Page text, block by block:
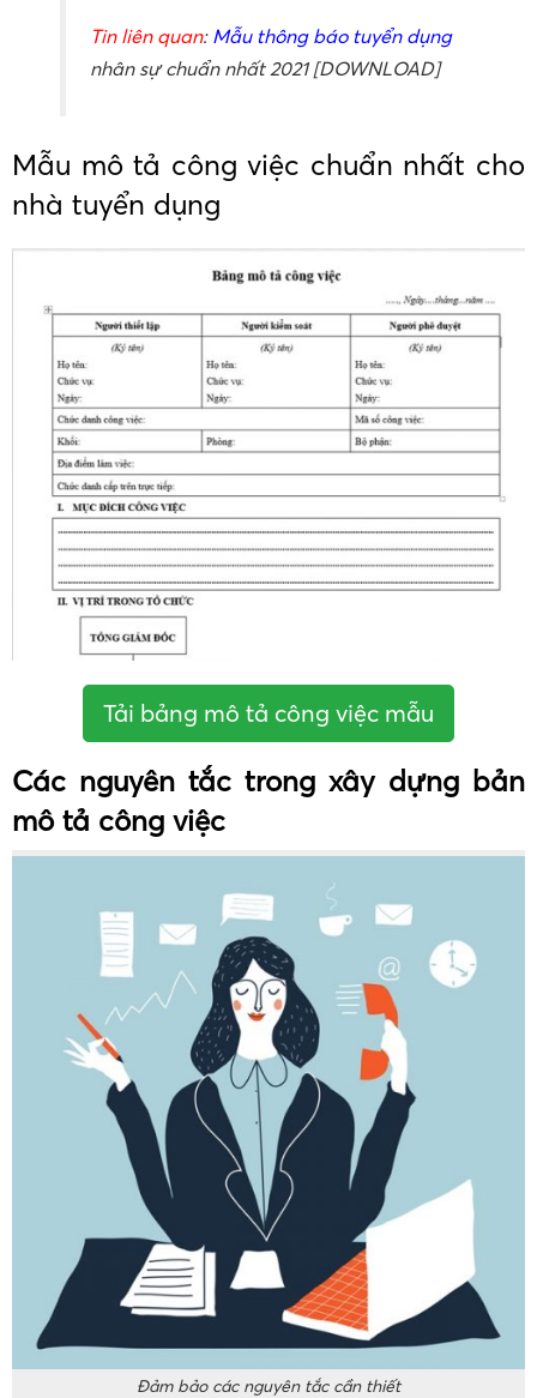
Tin liên quan: Mẫu thông báo tuyển dụng
nhân sự chuẩn nhất 2021 [DOWNLOAD]
Mẫu mô tả công việc chuẩn nhất cho
nhà tuyển dụng
Tải bảng mô tả công việc mẫu
Các nguyên tắc trong xây dựng bản
mô tả công việc
Đảm bảo các nguyên tắc cần thiết